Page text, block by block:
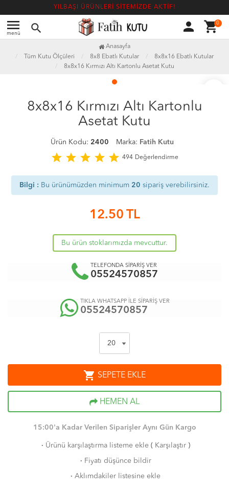
YILBAŞI ÜRÜNLERİ SİTEMİZDE AKTİF!
menu
menü search person shopping_cart0
Anasayfa
Tüm Kutu Ölçüleri
8x8 Ebatlı Kutular
8x8x16 Ebatlı Kutular
8x8x16 Kırmızı Altı Kartonlu Asetat Kutu
8x8x16 Kırmızı Altı Kartonlu
Asetat Kutu
Ürün Kodu: 2400 Marka: Fatih Kutu
star star star star star 494 Değerlendirme
Bilgi : Bu ürünümüzden minimum 20 sipariş verebilirsiniz.
12.50 TL
Bu ürün stoklarımızda mevcuttur.
TELEFONDA SİPARİŞ VER
05524570857
TIKLA WHATSAPP İLE SİPARİŞ VER
05524570857
shopping_cart SEPETE EKLE
HEMEN AL
15:00'a Kadar Verilen Siparişler Aynı Gün Kargo
· Ürünü karşılaştırma listeme ekle( Karşılaştır)
· Fiyatı düşünce bildir
· Aklımdakiler listesine ekle